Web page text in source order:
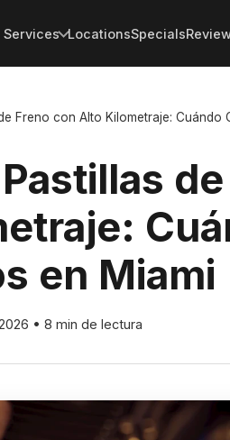
Services LocationsSpecials
Freno con Alto Kilometraje: Cuándo
en Miami
• 8 min de lectura